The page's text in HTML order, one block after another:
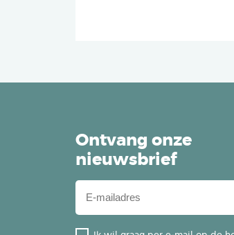
Ontvang onze
nieuwsbrief